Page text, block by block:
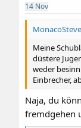
n
14 Nov
Meine
düstere
weder
Einbrecher,
Naja, du
fremdgehen